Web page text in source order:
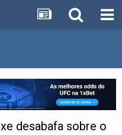
desabafa sobre o